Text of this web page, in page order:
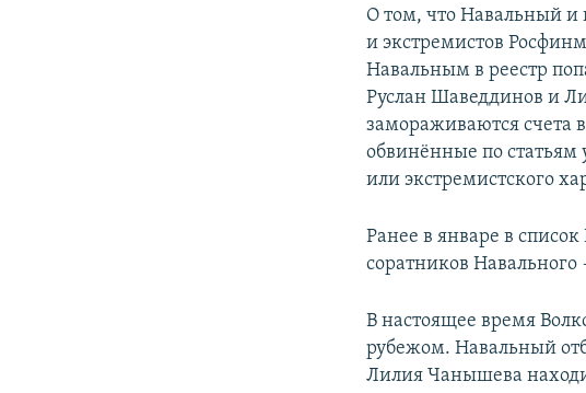
О том, что Навальный и
и экстремистов
Навальным в реестр
Руслан Шаведдинов и
замораживаются счета
обвинённые по статьям
или экстремистского
Ранее в январе в
соратников
В настоящее время
рубежом. Навальный
Лилия Чанышева